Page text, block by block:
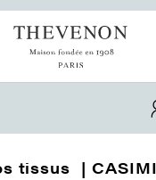
tissus